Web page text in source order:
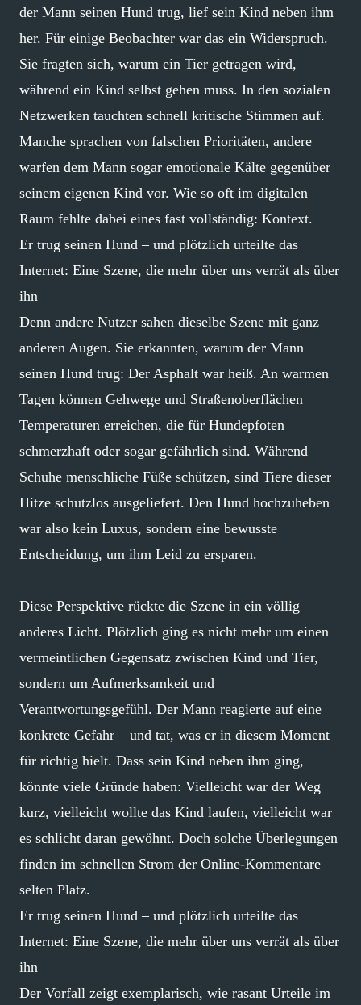
der Mann seinen Hund trug, lief sein Kind neben ihm
her. Für einige Beobachter war das ein Widerspruch.
Sie fragten sich, warum ein Tier getragen wird,
während ein Kind selbst gehen muss. In den sozialen
Netzwerken tauchten schnell kritische Stimmen auf.
Manche sprachen von falschen Prioritäten, andere
warfen dem Mann sogar emotionale Kälte gegenüber
seinem eigenen Kind vor. Wie so oft im digitalen
Raum fehlte dabei eines fast vollständig: Kontext.
Er trug seinen Hund – und plötzlich urteilte das
Internet: Eine Szene, die mehr über uns verrät als über
ihn
Denn andere Nutzer sahen dieselbe Szene mit ganz
anderen Augen. Sie erkannten, warum der Mann
seinen Hund trug: Der Asphalt war heiß. An warmen
Tagen können Gehwege und Straßenoberflächen
Temperaturen erreichen, die für Hundepfoten
schmerzhaft oder sogar gefährlich sind. Während
Schuhe menschliche Füße schützen, sind Tiere dieser
Hitze schutzlos ausgeliefert. Den Hund hochzuheben
war also kein Luxus, sondern eine bewusste
Entscheidung, um ihm Leid zu ersparen.
Diese Perspektive rückte die Szene in ein völlig
anderes Licht. Plötzlich ging es nicht mehr um einen
vermeintlichen Gegensatz zwischen Kind und Tier,
sondern um Aufmerksamkeit und
Verantwortungsgefühl. Der Mann reagierte auf eine
konkrete Gefahr – und tat, was er in diesem Moment
für richtig hielt. Dass sein Kind neben ihm ging,
könnte viele Gründe haben: Vielleicht war der Weg
kurz, vielleicht wollte das Kind laufen, vielleicht war
es schlicht daran gewöhnt. Doch solche Überlegungen
finden im schnellen Strom der Online-Kommentare
selten Platz.
Er trug seinen Hund – und plötzlich urteilte das
Internet: Eine Szene, die mehr über uns verrät als über
ihn
Der Vorfall zeigt exemplarisch, wie rasant Urteile im